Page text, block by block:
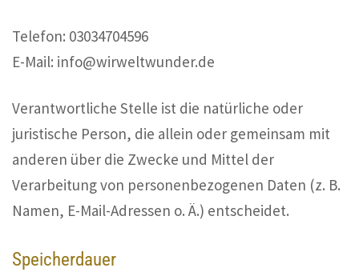
Telefon: 03034704596
E-Mail: info@wirweltwunder.de
Verantwortliche Stelle ist die natürliche oder
juristische Person, die allein oder gemeinsam mit
anderen über die Zwecke und Mittel der
Verarbeitung von personenbezogenen Daten (z. B.
Namen, E-Mail-Adressen o. Ä.) entscheidet.
Speicherdauer